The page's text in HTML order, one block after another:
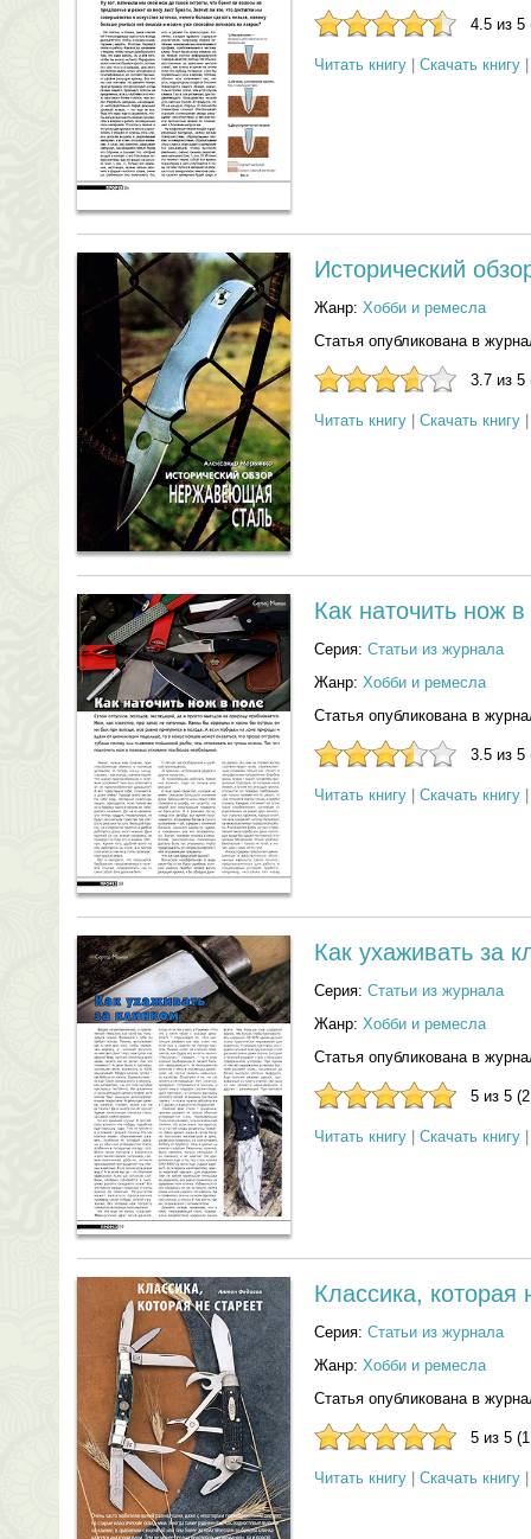
4.5 из 5
Читать книгу Скачать книгу
Исторический
Жанр: Хобби и ремесла
Статья опубликована в
3.7 из 5
Читать книгу Скачать книгу
Как наточить нож
Серия: Статьи из журнала
Жанр: Хобби и ремесла
Статья опубликована в
3.5 из 5
Читать книгу Скачать книгу
Как ухаживать за
Серия: Статьи из журнала
Жанр: Хобби и ремесла
Статья опубликована в
5 из 5
Читать книгу Скачать книгу
Классика, которая
Серия: Статьи из журнала
Жанр: Хобби и ремесла
Статья опубликована в
5 из 5
Читать книгу Скачать книгу